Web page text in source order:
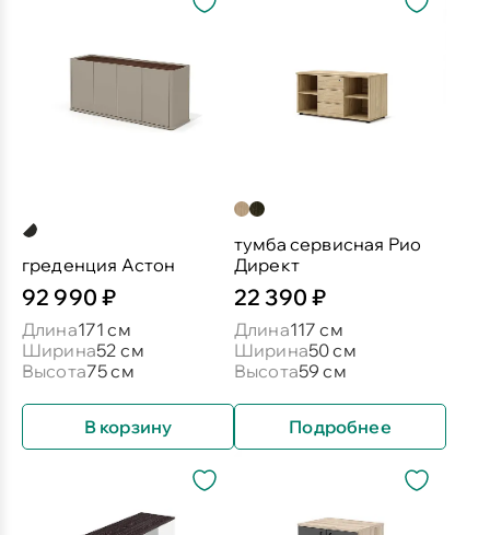
греденция Астон
92 990 ₽
Длина171 см
Ширина52 см
Высота75 см
В корзину
тумба сервисная Рио
Директ
22 390 ₽
Длина117 см
Ширина50 см
Высота59 см
Подробнее